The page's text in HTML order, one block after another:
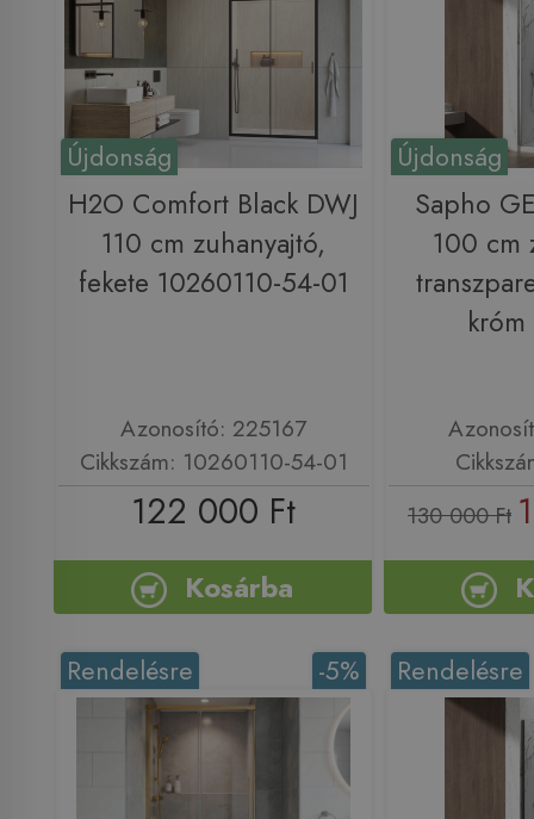
Újdonság
H2O Comfort Black DWJ
110 cm zuhanyajtó,
fekete 10260110-54-01
Azonosító: 225167
Cikkszám: 10260110-54-01
122 000 Ft
Kosárba
Újdonság
Sapho
100 cm
130 000 Ft
-5%
Rendelésre Rendelésre